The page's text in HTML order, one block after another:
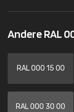
Andere RAL
RAL 000 15 00
RAL 000 30 00